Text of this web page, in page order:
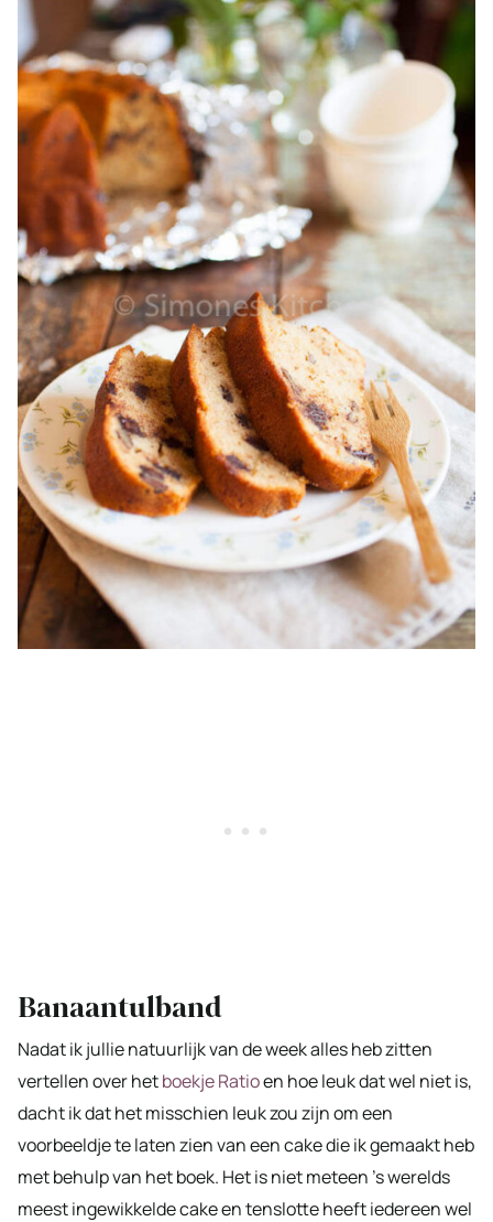
Banaantulband
Nadat ik jullie natuurlijk van de week alles heb zitten
vertellen over hetboekje Ratioen hoe leuk dat wel niet is,
dacht ik dat het misschien leuk zou zijn om een
voorbeeldje te laten zien van een cake die ik gemaakt heb
met behulp van het boek. Het is niet meteen ’s werelds
meest ingewikkelde cake en tenslotte heeft iedereen wel